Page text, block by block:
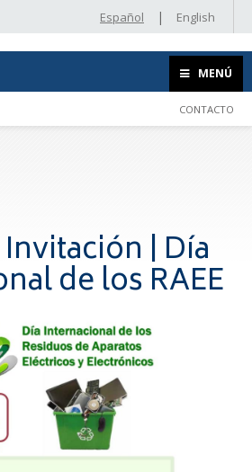
Español | English
MENÚ
CONTACTO
| Día
de los RAEE